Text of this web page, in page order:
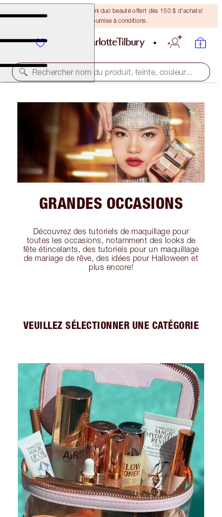
DERNIÈRE CHANCE ! Un mini duo beauté offert dès 150 $ d'achats!
Offre soumise à conditions.
Rechercher nom du produit, teinte, couleur...
GRANDES OCCASIONS
Découvrez des tutoriels de maquillage pour
toutes les occasions, notamment des looks de
fête étincelants, des tutoriels pour un maquillage
de mariage de rêve, des idées pour Halloween et
plus encore!
VEUILLEZ SÉLECTIONNER UNE CATÉGORIE